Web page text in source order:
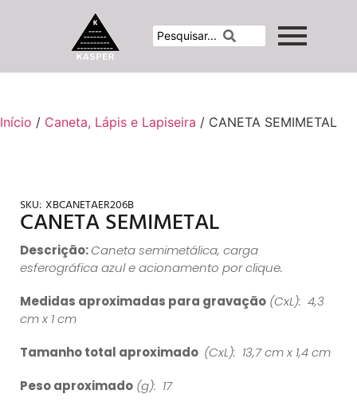
Início / Caneta, Lápis e Lapiseira / CANETA SEMIMETAL
SKU: XBCANETAER206B
CANETA SEMIMETAL
Descrição:Caneta semimetálica, carga
esferográfica azul e acionamento por clique.
Medidas aproximadas para gravação (CxL): 4,3
cm x 1 cm
Tamanho total aproximado (CxL): 13,7 cm x 1,4 cm
Peso aproximado (g): 17